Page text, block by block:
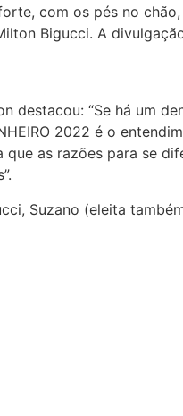
com os pés no
Bigucci. A
destacou: “Se há um
2022 é o
as razões para se
Suzano (eleita